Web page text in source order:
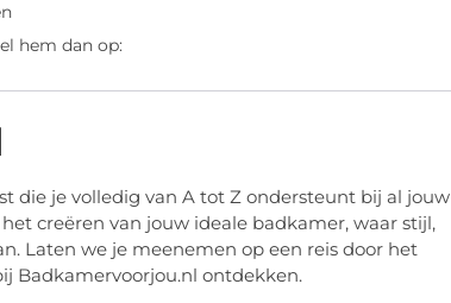
hem dan op:
die je volledig van A tot Z ondersteunt bij al jouw
creëren van jouw ideale badkamer, waar stijl,
Laten we je meenemen op een reis door het
Badkamervoorjou.nl ontdekken.